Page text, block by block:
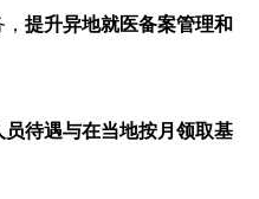
提升异地就医备案管理和
待遇与在当地按月领取基